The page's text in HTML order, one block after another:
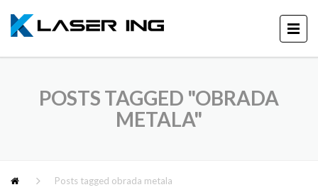
POSTS TAGGED "OBRADA
METALA"
Posts tagged obrada metala